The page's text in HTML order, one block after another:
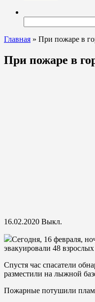
Главная » При пожаре в
При пожаре в
16.02.2020 Выкл.
Сегодня, 16 февраля,
эвакуировали 48
Спустя час спасатели
разместили на лыжной
Пожарные потушили